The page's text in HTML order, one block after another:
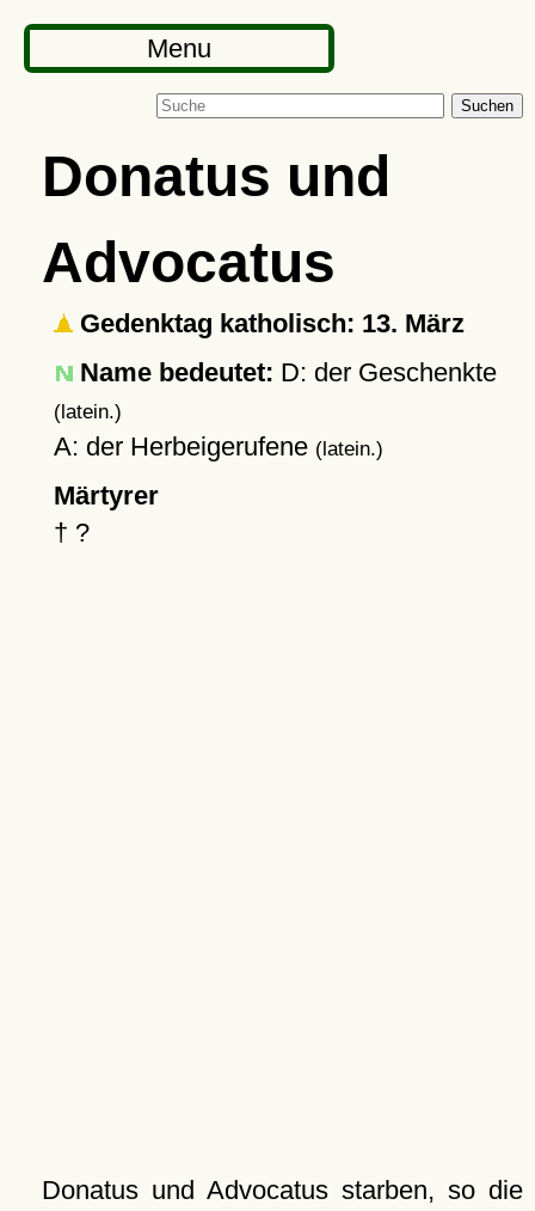
Menu
Suchen
Donatus und
Advocatus
Gedenktag katholisch: 13. März
Name bedeutet: D: der Geschenkte
(latein.)
A: der Herbeigerufene (latein.)
Märtyrer
† ?
Donatus und Advocatus starben, so die